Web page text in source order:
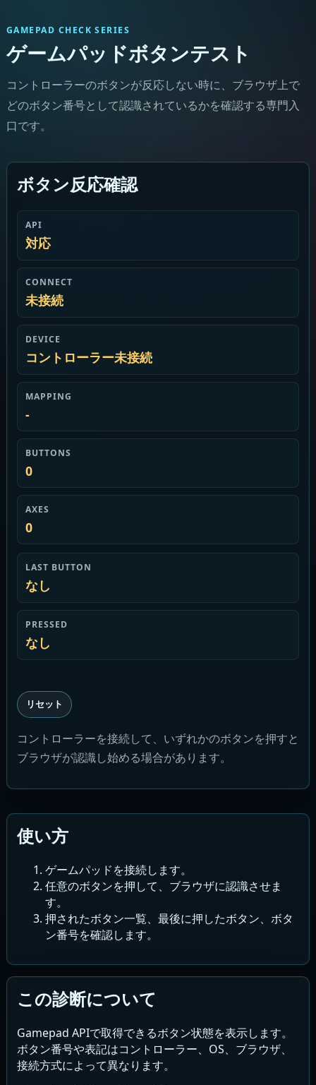
GAMEPAD CHECK SERIES
ゲームパッドボタンテスト
コントローラーのボタンが反応しない時に、ブラウザ上で
どのボタン番号として認識されているかを確認する専門入
口です。
ボタン反応確認
API
対応
CONNECT
未接続
DEVICE
コントローラー未接続
MAPPING
-
BUTTONS
0
AXES
0
LAST BUTTON
なし
PRESSED
なし
リセット
コントローラーを接続して、いずれかのボタンを押すと
ブラウザが認識し始める場合があります。
使い方
ゲームパッドを接続します。
任意のボタンを押して、ブラウザに認識させま
す。
押されたボタン一覧、最後に押したボタン、ボタ
ン番号を確認します。
この診断について
Gamepad APIで取得できるボタン状態を表示します。
ボタン番号や表記はコントローラー、OS、ブラウザ、
接続方式によって異なります。